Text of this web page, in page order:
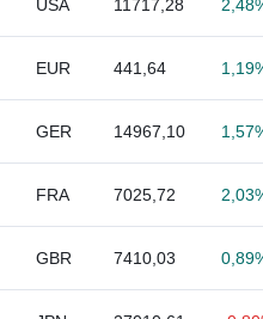
USA 11717,28
EUR 441,64
GER 14967,10
FRA 7025,72
GBR 7410,03